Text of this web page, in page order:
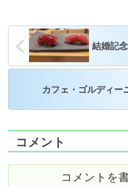
結婚記
カフェ・ゴルディー
コメント
コメントを